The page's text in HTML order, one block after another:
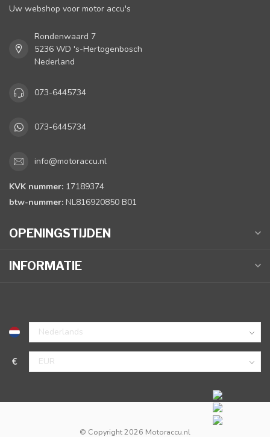
Uw webshop voor motor accu's
Rondenwaard 7
5236 WD 's-Hertogenbosch
Nederland
073-6445734
073-6445734
info@motoraccu.nl
KVK nummer: 17189374
btw-nummer: NL816920850 B01
OPENINGSTIJDEN
INFORMATIE
€
© Copyright 2026 Motoraccu.nl